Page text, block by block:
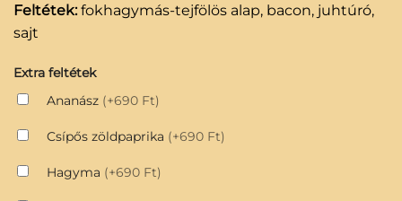
Feltétek:fokhagymás-tejfölös alap, bacon, juhtúró,
sajt
Extra feltétek
Ananász (+690 Ft)
Csípős zöldpaprika (+690 Ft)
Hagyma (+690 Ft)